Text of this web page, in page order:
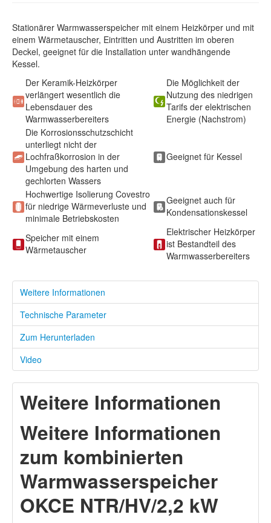
Stationärer Warmwasserspeicher mit einem Heizkörper und mit
einem Wärmetauscher, Eintritten und Austritten im oberen
Deckel, geeignet für die Installation unter wandhängende
Kessel.
Der Keramik-Heizkörper
verlängert wesentlich die
Lebensdauer des
Warmwasserbereiters
Die Möglichkeit der
Nutzung des niedrigen
Tarifs der elektrischen
Energie (Nachstrom)
Die Korrosionsschutzschicht
unterliegt nicht der
Lochfraßkorrosion in der
Umgebung des harten und
gechlorten Wassers
Geeignet für Kessel
Hochwertige Isolierung Covestro
für niedrige Wärmeverluste und
minimale Betriebskosten
Geeignet auch für
Kondensationskessel
Speicher mit einem
Wärmetauscher
Elektrischer Heizkörper
ist Bestandteil des
Warmwasserbereiters
Weitere Informationen
Technische Parameter
Zum Herunterladen
Video
Weitere Informationen
Weitere Informationen
zum kombinierten
Warmwasserspeicher
OKCE NTR/HV/2,2 kW